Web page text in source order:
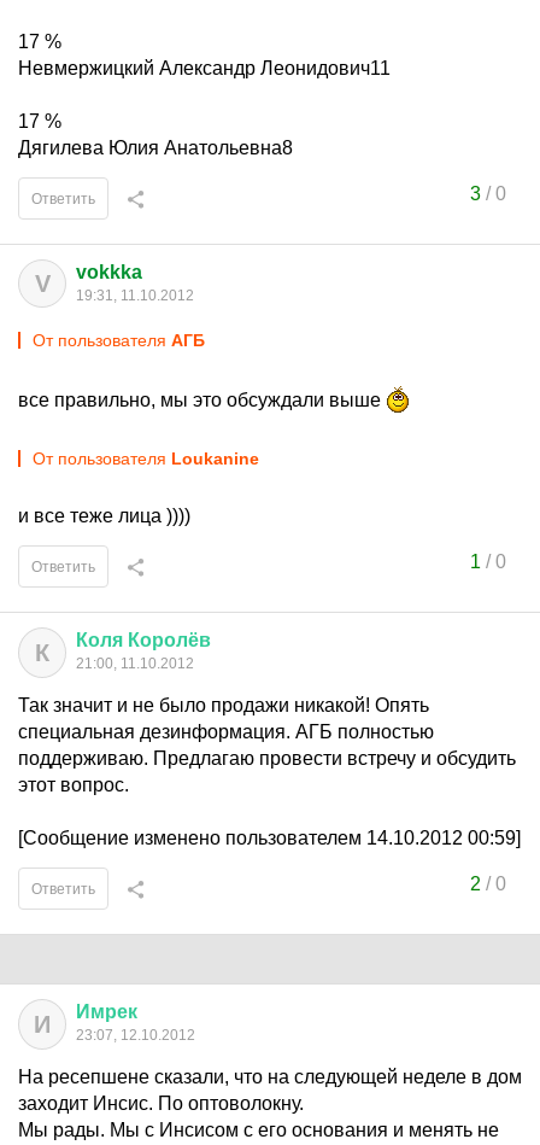
17 %
Невмержицкий Александр Леонидович11
17 %
Дягилева Юлия Анатольевна8
3/0
Ответить
V vokkka
19:31, 11.10.2012
От пользователя АГБ
все правильно, мы это обсуждали выше
От пользователя Loukanine
и все теже лица ))))
1 /0
Ответить
К Коля Королёв
21:00, 11.10.2012
Так значит и не было продажи никакой! Опять
специальная дезинформация. АГБ полностью
поддерживаю. Предлагаю провести встречу и обсудить
этот вопрос.
[Сообщение изменено пользователем 14.10.2012 00:59]
2 /0
Ответить
И Имрек
23:07, 12.10.2012
На ресепшене сказали, что на следующей неделе в дом
заходит Инсис. По оптоволокну.
Мы рады. Мы с Инсисом с его основания и менять не